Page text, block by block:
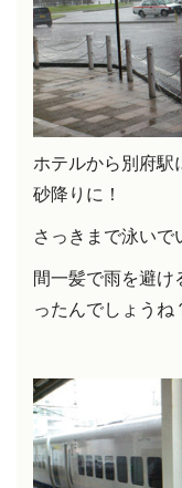
ホテルから別府駅
砂降りに！
さっきまで泳いで
間一髪で雨を避け
ったんでしょうね